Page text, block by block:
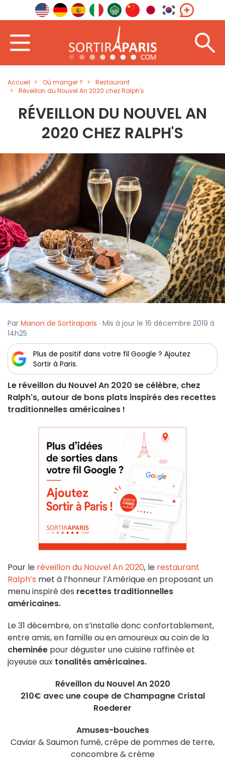
Accueil Où manger ?
Restaurant
Réveillon du Nouvel An 2020 chez Ralph's
RÉVEILLON DU NOUVEL AN
2020 CHEZ RALPH'S
Par Manon de Sortiraparis · Mis à jour le 16 décembre 2019 à
14h25
Plus de positif dans votre fil Google ? Ajoutez
Sortir à Paris.
Le réveillon du Nouvel An 2020 se célèbre, chez
Ralph's, autour de bons plats inspirés des recettes
traditionnelles américaines !
Pour le réveillon du Nouvel An 2020, le restaurant
Ralph’s met à l’honneur l’Amérique en proposant un
menu inspiré des recettes traditionnelles
américaines.
Le 31 décembre, on s’installe donc confortablement,
entre amis, en famille ou en amoureux au coin de la
cheminée pour déguster une cuisine raffinée et
joyeuse aux tonalités américaines.
Réveillon du Nouvel An 2020
210€ avec une coupe de Champagne Cristal
Roederer
Amuses-bouches
Caviar & Saumon fumé, crêpe de pommes de terre,
concombre & crème